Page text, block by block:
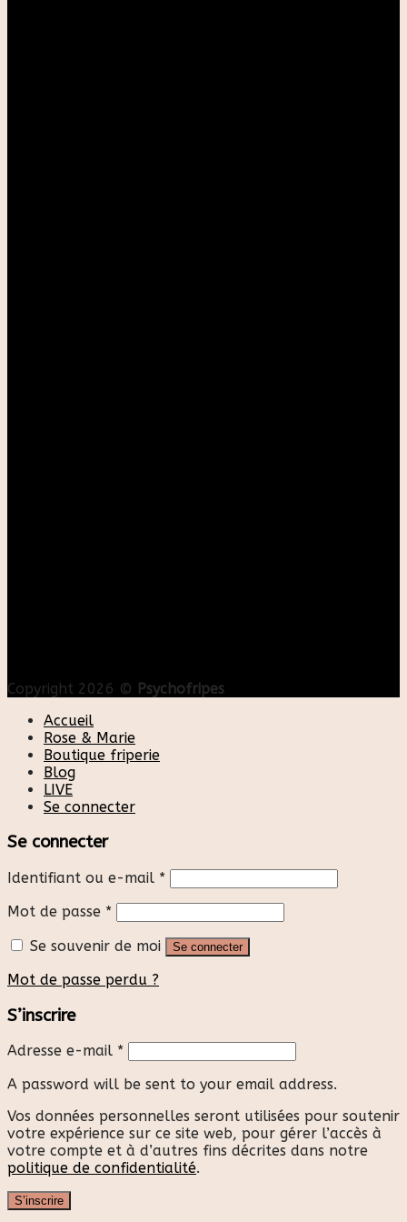
Copyright 2026 © Psychofripes
Accueil
Rose & Marie
Boutique friperie
Blog
LIVE
Se connecter
Se connecter
Identifiant ou e-mail *
Mot de passe *
Se souvenir de moi
Se connecter
Mot de passe perdu ?
S’inscrire
Adresse e-mail *
A password will be sent to your email address.
Vos données personnelles seront utilisées pour soutenir
votre expérience sur ce site web, pour gérer l’accès à
votre compte et à d’autres fins décrites dans notre
politique de confidentialité.
S’inscrire